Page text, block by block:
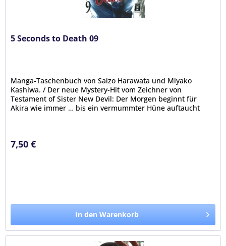
5 Seconds to Death 09
Manga-Taschenbuch von Saizo Harawata und Miyako
Kashiwa. / Der neue Mystery-Hit vom Zeichner von
Testament of Sister New Devil: Der Morgen beginnt für
Akira wie immer … bis ein vermummter Hüne auftaucht
7,50 €
In den Warenkorb